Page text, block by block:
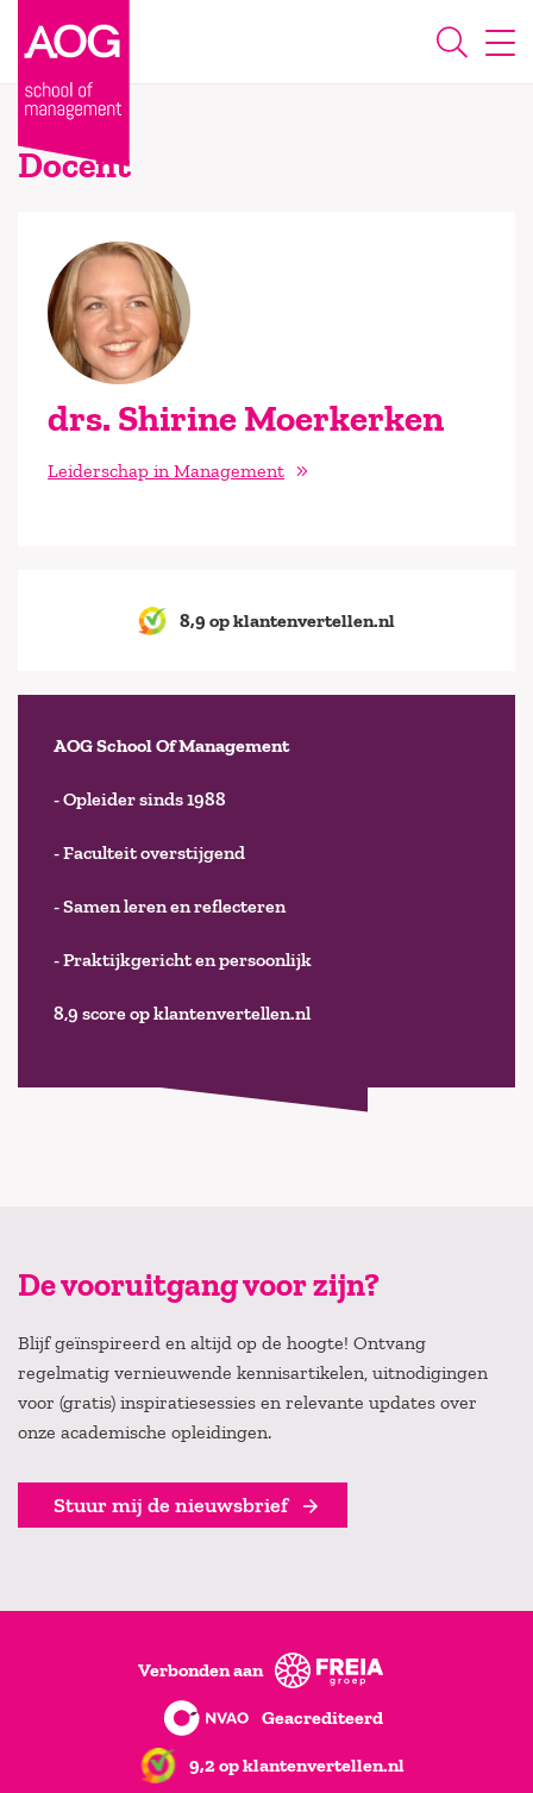
Docent
drs. Shirine Moerkerken
Leiderschap in Management
8,9 op klantenvertellen.nl
AOG School Of Management
- Opleider sinds 1988
- Faculteit overstijgend
- Samen leren en reflecteren
- Praktijkgericht en persoonlijk
8,9 score op klantenvertellen.nl
De vooruitgang voor zijn?
Blijf geïnspireerd en altijd op de hoogte! Ontvang
regelmatig vernieuwende kennisartikelen, uitnodigingen
voor (gratis) inspiratiesessies en relevante updates over
onze academische opleidingen.
Stuur mij de nieuwsbrief
Verbonden aan
Geacrediteerd
9,2 op klantenvertellen.nl